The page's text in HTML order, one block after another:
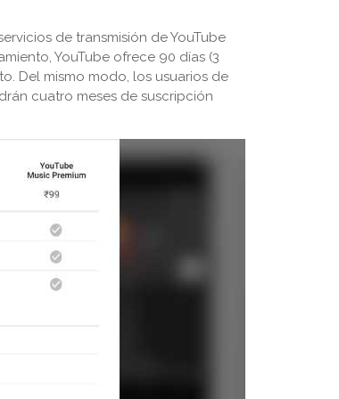
de transmisión de YouTube
YouTube ofrece 90 días (3
Del mismo modo, los usuarios de
cuatro meses de suscripción